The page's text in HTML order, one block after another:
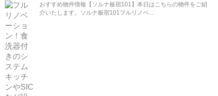
おすすめ物件情報【ソルナ板宿101】本日はこちらの物件をご紹
介いたします。ソルナ板宿101フルリノベ...